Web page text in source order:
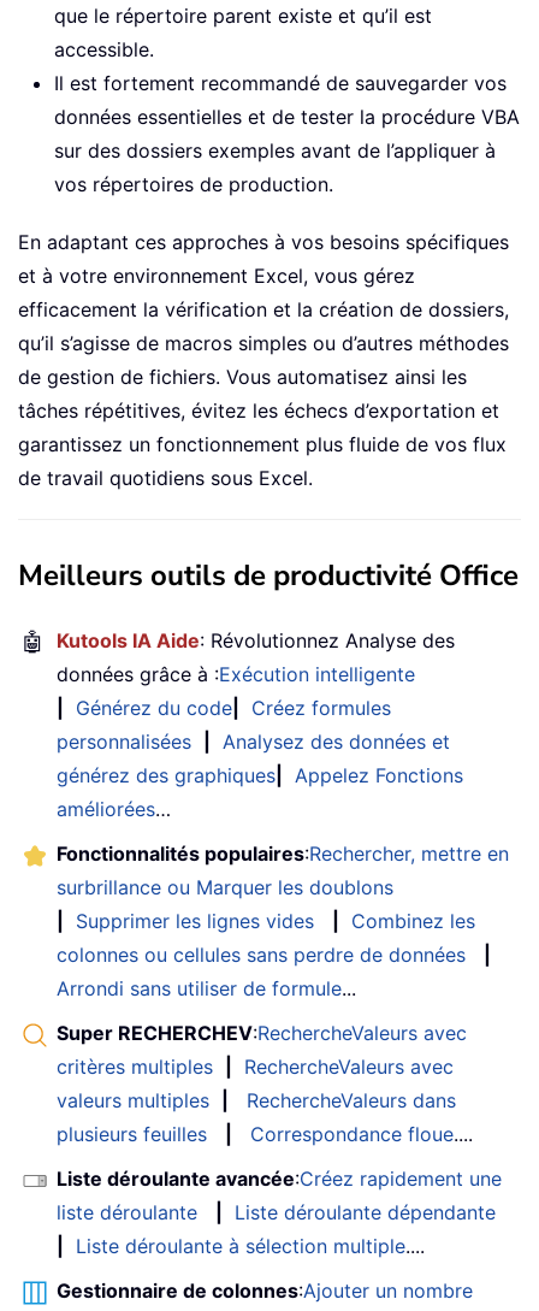
que le répertoire parent existe et qu’il est
accessible.
Il est fortement recommandé de sauvegarder vos
données essentielles et de tester la procédure VBA
sur des dossiers exemples avant de l’appliquer à
vos répertoires de production.
En adaptant ces approches à vos besoins spécifiques
et à votre environnement Excel, vous gérez
efficacement la vérification et la création de dossiers,
qu’il s’agisse de macros simples ou d’autres méthodes
de gestion de fichiers. Vous automatisez ainsi les
tâches répétitives, évitez les échecs d’exportation et
garantissez un fonctionnement plus fluide de vos flux
de travail quotidiens sous Excel.
Meilleurs outils de productivité Office
🤖 Kutools IA Aide: Révolutionnez Analyse des
données grâce à :Exécution intelligente
Générez du code
Créez formules
personnalisées
Analysez des données et
générez des graphiques
Appelez Fonctions
améliorées…
Fonctionnalités populaires:Rechercher, mettre en
surbrillance ou Marquer les doublons
Supprimer les lignes vides
Combinez les
colonnes ou cellules sans perdre de données
Arrondi sans utiliser de formule...
Super RECHERCHEV:RechercheValeurs avec
critères multiples
RechercheValeurs avec
valeurs multiples
RechercheValeurs dans
plusieurs feuilles
Correspondance floue....
Liste déroulante avancée:Créez rapidement une
liste déroulante
Liste déroulante dépendante
Liste déroulante à sélection multiple....
Gestionnaire de colonnes:Ajouter un nombre